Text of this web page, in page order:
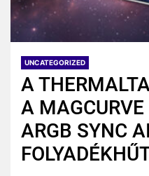
UNCATEGORIZED
A
A
ARGB SYNC